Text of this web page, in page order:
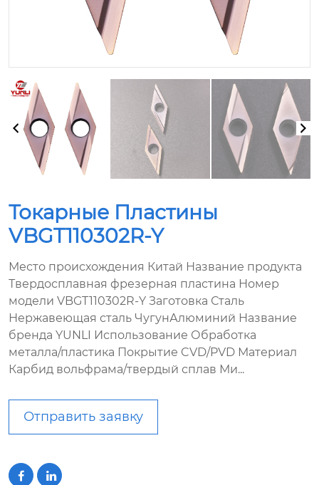
Токарные Пластины
VBGT110302R-Y
Место происхождения Китай Название продукта
Твердосплавная фрезерная пластина Номер
модели VBGT110302R-Y Заготовка Сталь
Нержавеющая сталь ЧугунАлюминий Название
бренда YUNLI Использование Обработка
металла/пластика Покрытие CVD/PVD Материал
Карбид вольфрама/твердый сплав Ми...
Отправить заявку
 